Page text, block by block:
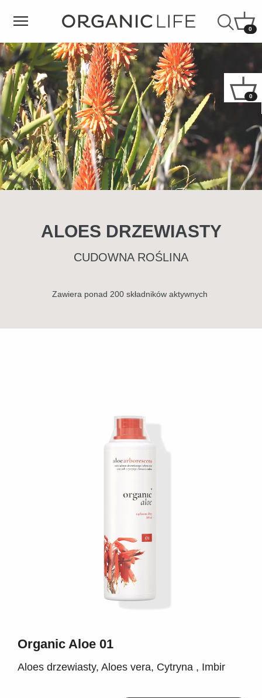
0
ALOES DRZEWIASTY
CUDOWNA ROŚLINA
Zawiera ponad 200 składników aktywnych
0
Organic Aloe 01
Aloes drzewiasty, Aloes vera, Cytryna , Imbir